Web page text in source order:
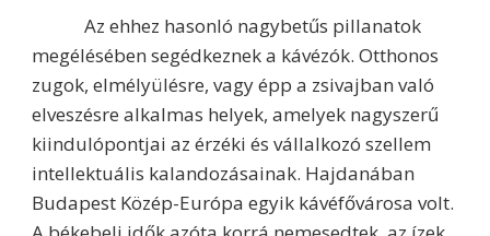
Az ehhez hasonló nagybetűs pillanatok
megélésében segédkeznek a kávézók. Otthonos
zugok, elmélyülésre, vagy épp a zsivajban való
elveszésre alkalmas helyek, amelyek nagyszerű
kiindulópontjai az érzéki és vállalkozó szellem
intellektuális kalandozásainak. Hajdanában
Budapest Közép-Európa egyik kávéfővárosa volt.